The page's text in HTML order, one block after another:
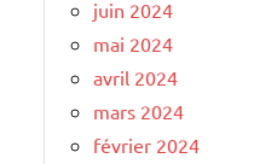
juin 2024
mai 2024
avril 2024
mars 2024
février 2024